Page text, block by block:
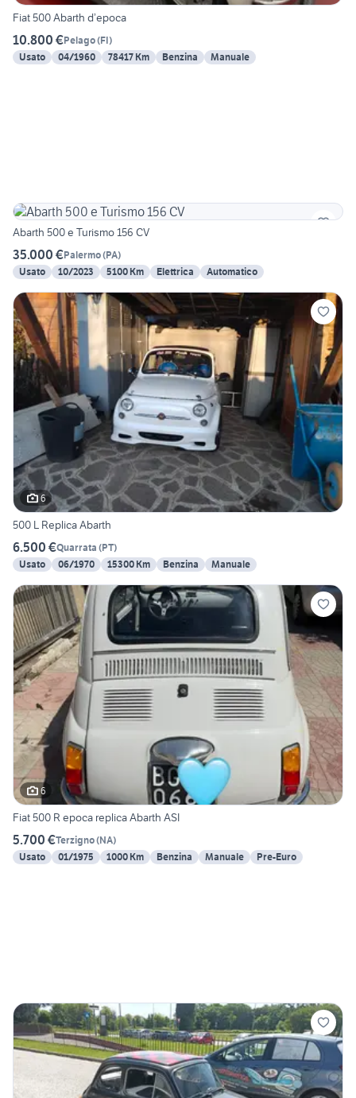
Fiat 500 Abarth d’epoca
10.800 €Pelago(FI)
Usato
04/1960 78417 Km Benzina Manuale
Abarth 500 e Turismo 156 CV
35.000 €Palermo(PA)
Usato
10/2023 5100 Km Elettrica Automatico
6
500 L Replica Abarth
6.500 €Quarrata (PT)
Usato
06/1970 15300 Km Benzina Manuale
6
Fiat 500 R epoca replica Abarth ASI
5.700 €Terzigno(NA)
Usato
01/1975 1000 Km Benzina Manuale Pre-Euro